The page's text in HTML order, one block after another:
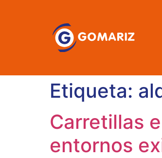
Etiqueta:
Carretillas
entornos